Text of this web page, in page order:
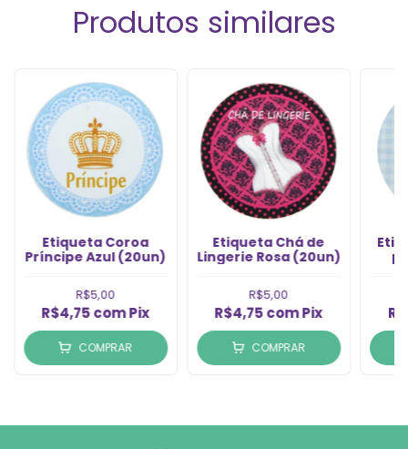
Produtos similares
Etiqueta Coroa
Príncipe Azul (20un)
R$5,00
R$4,75comPix
COMPRAR
Etiqueta Chá de
Lingerie Rosa (20un)
R$5,00
R$4,75comPix
COMPRAR